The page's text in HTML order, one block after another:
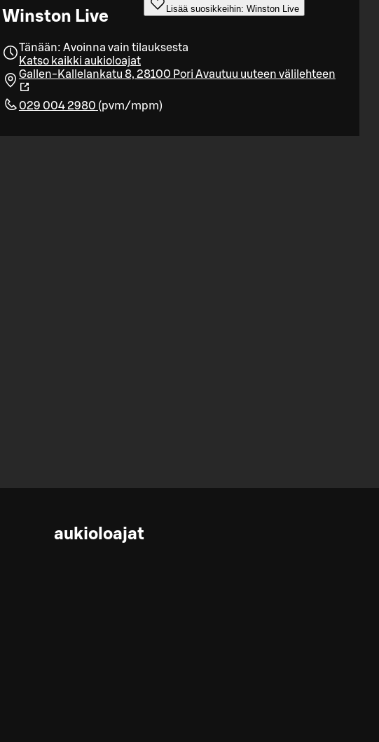
Winston Live Lisää suosikkeihin: Winston Live
Tänään: Avoinna vain tilauksesta
Katso kaikki aukioloajat
Gallen-Kallelankatu 8, 28100 Pori Avautuu uuteen välilehteen
029 004 2980 (pvm/mpm)
aukioloajat